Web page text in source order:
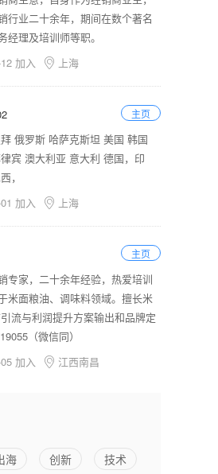
行业二十余年，期间在数个著名
经理及培训师等职。
加入  上海
主页
俄罗斯 哈萨克斯坦 美国 韩国
宾 澳大利亚 意大利 德国，印
，
加入  上海
主页
专家，二十余年经验，热爱培训
米面粮油、调味料领域。擅长米
流与利润提升方案输出和品牌定
（微信同）
加入  江西南昌
海 创新 技术